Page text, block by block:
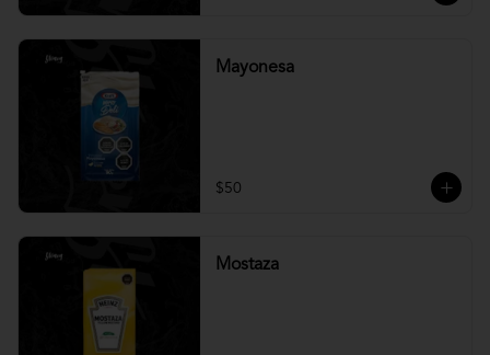
Mayonesa
$50
Mostaza